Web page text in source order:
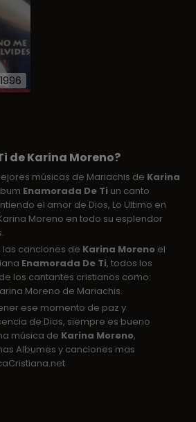
1996
de Karina Moreno?
músicas de Mariachis de Karina
Enamorada De Ti un canto
el amor de Dios, Lo Ultimo en
Moreno en todo su esplendor
las canciones de Karina Moreno el
Enamorada De Ti, todos los
los cantantes cristianos como:
Moreno de Mariachis.
ese momento de paz y
de Dios, siempre es bueno
música de Karina Moreno,
Albumes y canciones mas